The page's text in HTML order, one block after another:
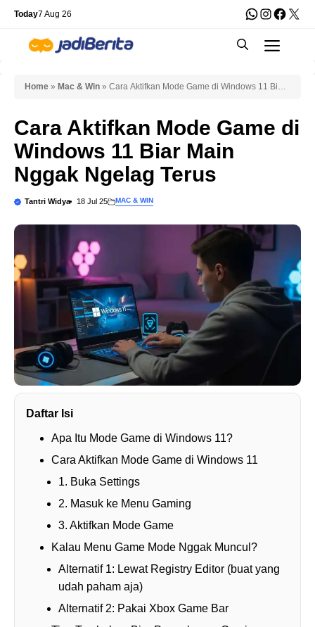
Skip
content
Today7 Aug 26 WhatsApp
X
Home » Mac & Win » Cara Aktifkan Mode Game di Windows 11 Biar
Cara Aktifkan Mode Game di
Windows 11 Biar Main
Nggak Ngelag Terus
Tantri Widya 18 Jul 25 MAC & WIN
Daftar Isi
Apa Itu Mode Game di Windows 11?
Cara Aktifkan Mode Game di Windows 11
1. Buka Settings
2. Masuk ke Menu Gaming
3. Aktifkan Mode Game
Kalau Menu Game Mode Nggak Muncul?
Alternatif 1: Lewat Registry Editor (buat yang
udah paham aja)
Alternatif 2: Pakai Xbox Game Bar